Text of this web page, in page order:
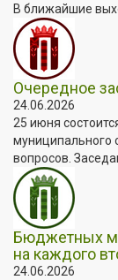
В ближайшие
Очередное
24.06.2026
25 июня
муниципального
вопросов.
Бюджетных
на каждого
24.06.2026